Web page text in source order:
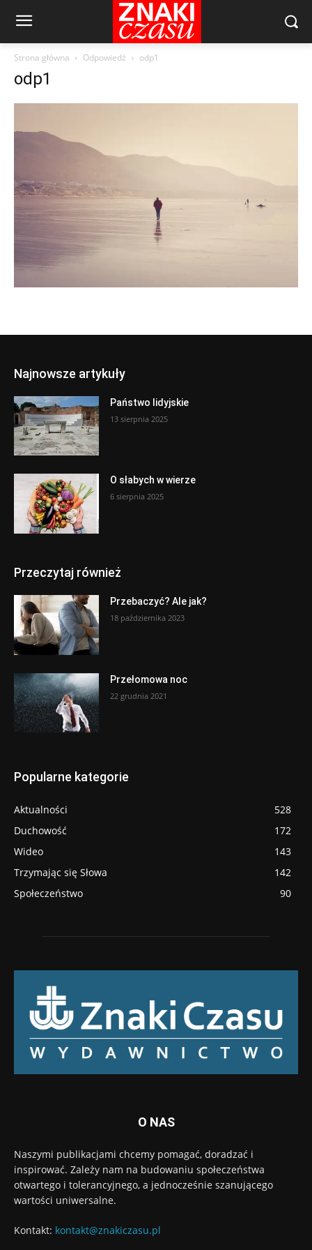
Strona główna Odpowiedź odp1
odp1
Najnowsze artykuły
Państwo lidyjskie
13 sierpnia 2025
O słabych w wierze
6 sierpnia 2025
Przeczytaj również
Przebaczyć? Ale jak?
18 października 2023
Przełomowa noc
22 grudnia 2021
Popularne kategorie
Aktualności
528
Duchowość
172
Wideo
143
Trzymając się Słowa
142
Społeczeństwo
90
O NAS
Naszymi publikacjami chcemy pomagać, doradzać i
inspirować. Zależy nam na budowaniu społeczeństwa
otwartego i tolerancyjnego, a jednocześnie szanującego
wartości uniwersalne.
Kontakt: kontakt@znakiczasu.pl